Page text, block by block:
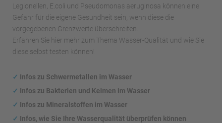
Legionellen, E.coli und Pseudomonas aeruginosa können eine
Gefahr für die eigene Gesundheit sein, wenn diese die
vorgegebenen Grenzwerte überschreiten.
Erfahren Sie hier mehr zum Thema Wasser-Qualität und wie Sie
diese selbst testen können!
✓ Infos zu Schwermetallen im Wasser
✓ Infos zu Bakterien und Keimen im Wasser
✓ Infos zu Mineralstoffen im Wasser
✓ Infos, wie Sie Ihre Wasserqualität überprüfen können